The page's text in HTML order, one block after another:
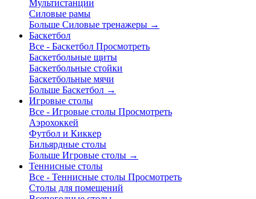
Мультистанции
Силовые рамы
Больше Силовые тренажеры →
Баскетбол
Все - Баскетбол Просмотреть
Баскетбольные щиты
Баскетбольные стойки
Баскетбольные мячи
Больше Баскетбол →
Игровые столы
Все - Игровые столы Просмотреть
Аэрохоккей
Футбол и Киккер
Бильярдные столы
Больше Игровые столы →
Теннисные столы
Все - Теннисные столы Просмотреть
Столы для помещений